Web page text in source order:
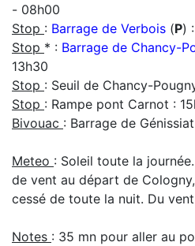
- 08h00
Stop : Barrage de Verbois (P)
Stop * : Barrage de Chancy-
13h30
Stop : Seuil de Chancy-
Stop : Rampe pont Carnot :
Bivouac : Barrage de
Meteo : Soleil toute la
de vent au départ de
cessé de toute la nuit. Du
Notes : 35 mn pour aller au